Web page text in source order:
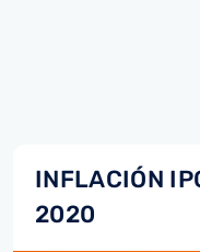
INFLACIÓN
2020